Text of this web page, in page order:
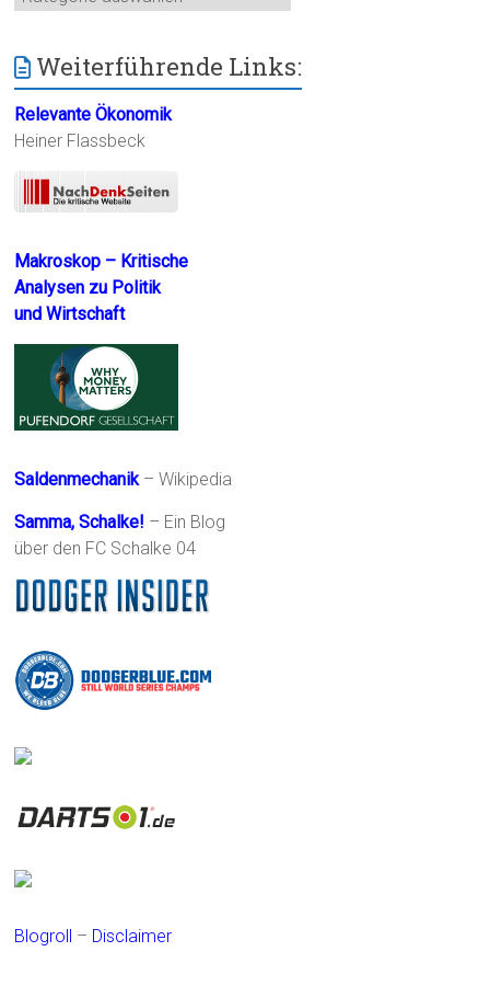
Weiterführende Links:
Relevante Ökonomik
Heiner Flassbeck
Makroskop – Kritische
Analysen zu Politik
und Wirtschaft
Saldenmechanik– Wikipedia
Samma, Schalke! – Ein Blog
über den FC Schalke 04
Blogroll – Disclaimer